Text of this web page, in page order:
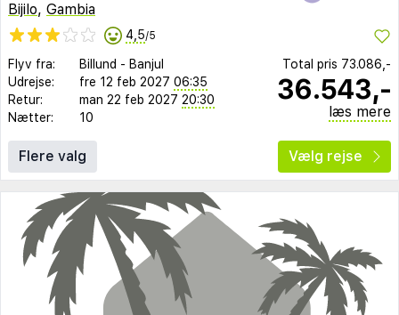
Bijilo, Gambia
4,5/5
Flyv fra: Billund - Banjul
Udrejse:
fre 12 feb 2027 06:35
Retur:
man 22 feb 2027 20:30
Nætter:
10
Total pris 73.086,-
36.543,-
læs mere
Flere valg Vælg rejse